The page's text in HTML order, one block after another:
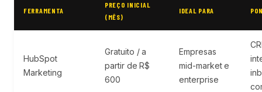
FERRAMENTA
PREÇO INICIAL
(MÊS)
IDEAL PARA
HubSpot
Marketing
Gratuito / a
partir de R$
600
Empresas
mid-market e
enterprise